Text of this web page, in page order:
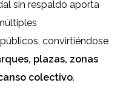
sin respaldo aporta
convirtiéndose
plazas, zonas
colectivo.